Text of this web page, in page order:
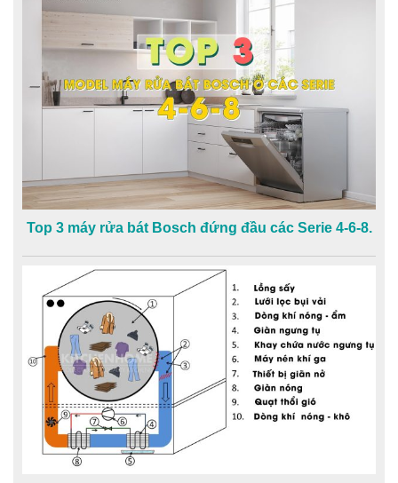
Top 3 máy rửa bát Bosch đứng đầu các Serie 4-6-8.